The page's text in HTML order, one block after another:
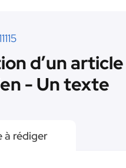
d’un
- Un texte
à rédiger